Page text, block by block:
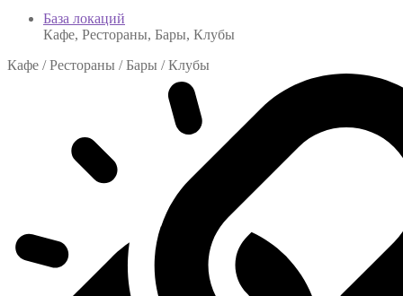
База локаций
Кафе, Рестораны, Бары, Клубы
Кафе / Рестораны / Бары / Клубы